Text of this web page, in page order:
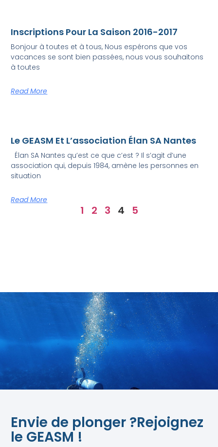
Inscriptions Pour La Saison 2016-2017
Bonjour à toutes et à tous, Nous espérons que vos
vacances se sont bien passées, nous vous souhaitons
à toutes
Read More
Le GEASM Et L’association Élan SA Nantes
Élan SA Nantes qu’est ce que c’est ? Il s’agit d’une
association qui, depuis 1984, amène les personnes en
situation
Read More
1 2 3 4 5
Envie de plonger ?Rejoignez
le GEASM !